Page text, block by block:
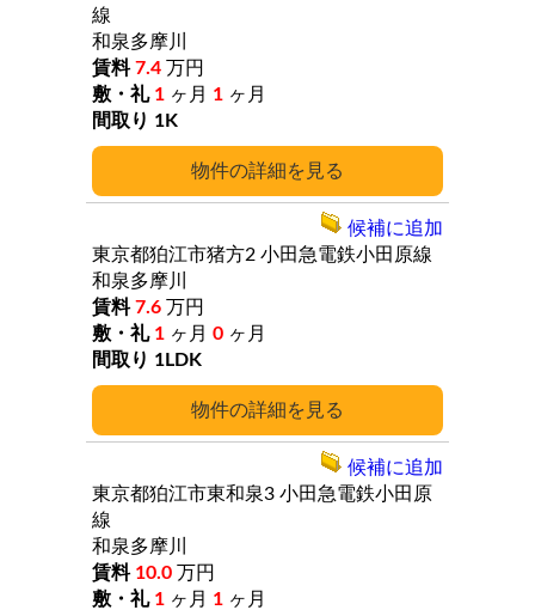
詳細
線
和泉多摩川
7.4 万円
1 ヶ月 1 ヶ月
1K
詳細
東京都狛江市猪方2 小田急電鉄小田原線
和泉多摩川
7.6 万円
1 ヶ月 0 ヶ月
1LDK
候補に追加
東京都狛江市東和泉3 小田急電鉄小田原
線
和泉多摩川
10.0 万円
1 ヶ月 1 ヶ月
候補に追加